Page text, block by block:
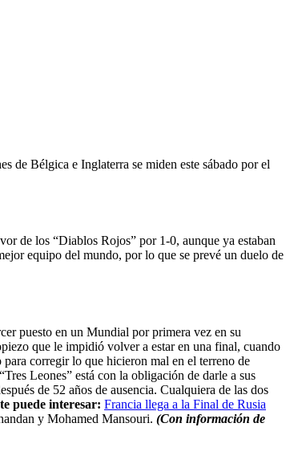
de Bélgica e Inglaterra se miden este sábado por el
de los “Diablos Rojos” por 1-0, aunque ya estaban
equipo del mundo, por lo que se prevé un duelo de
puesto en un Mundial por primera vez en su
que le impidió volver a estar en una final, cuando
corregir lo que hicieron mal en el terreno de
Leones” está con la obligación de darle a sus
de 52 años de ausencia. Cualquiera de las dos
puede interesar: Francia llega a la Final de Rusia
y Mohamed Mansouri. (Con información de